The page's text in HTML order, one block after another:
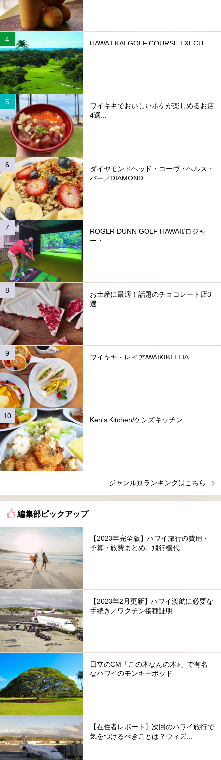
HAWAII KAI GOLF COURSE EXECU...
ワイキキでおいしいポケが楽しめるお店
4選...
ダイヤモンドヘッド・コーヴ・ヘルス・
バー／DIAMOND...
ROGER DUNN GOLF HAWAII/ロジャ
ー・...
お土産に最適！話題のチョコレート店3
選...
ワイキキ・レイア/WAIKIKI LEIA...
Ken's Kitchen/ケンズキッチン...
ジャンル別ランキングはこちら
編集部ピックアップ
【2023年完全版】ハワイ旅行の費用・
予算・旅費まとめ。飛行機代...
【2023年2月更新】ハワイ渡航に必要な
手続き／ワクチン接種証明...
日立のCM「この木なんの木♪」で有名
なハワイのモンキーポッド
【在住者レポート】次回のハワイ旅行で
気をつけるべきことは？ウィズ...